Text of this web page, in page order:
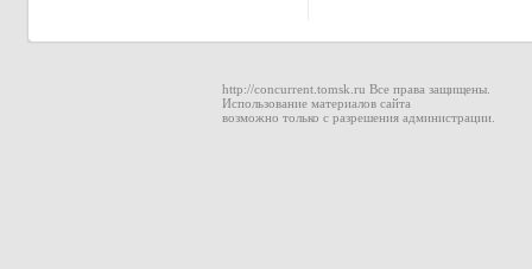
http://concurrent.tomsk.ru Все права защищены.
Использование материалов сайта
возможно только с разрешения администрации.